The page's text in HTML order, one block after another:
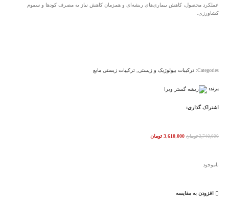
عملکرد محصول، کاهش بیماری‌های ریشه‌ای و همزمان کاهش نیاز به مصرف کودها و سموم
کشاورزی.
Categories: ترکیبات بیولوژیک و زیستی ترکیبات زیستی مایع
برند:
اشتراک گذاری:
3,740,000 تومان 3,610,000 تومان
ناموجود
افزودن به مقایسه